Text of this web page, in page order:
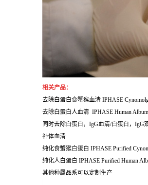
相关产品：
去除白蛋白食蟹猴血清 IPHASE
去除白蛋白人血清 IPHASE Human
同时去除白蛋白，IgG血清/白蛋白，IgG
补体血清
纯化食蟹猴白蛋白 IPHASE Purified
纯化人白蛋白 IPHASE Purified Human
其他种属品系可以定制生产